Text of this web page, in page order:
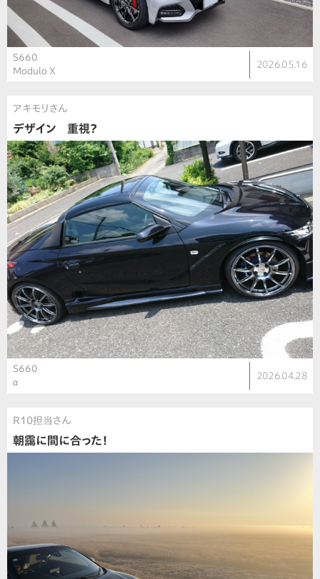
S660
Modulo X
2026.05.16
アキモリさん
デザイン 重視？
S660
α
2026.04.28
R10担当さん
朝靄に間に合った！